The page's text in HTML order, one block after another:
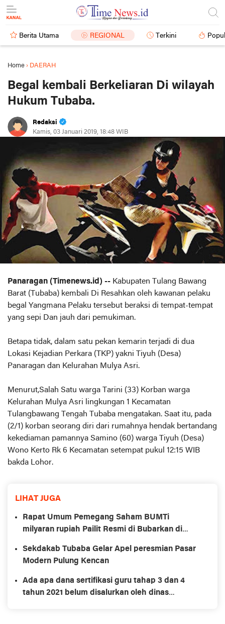
Berita Utama REGIONAL Terkini
Home › DAERAH
Begal kembali Berkeliaran Di wilayah
Hukum Tubaba.
Redaksi
Kamis, 03 Januari 2019, 18:48 WIB
Panaragan (Timenews.id) -- Kabupaten Tulang Bawang
Barat (Tubaba) kembali Di Resahkan oleh kawanan pelaku
begal Yangmana Pelaku tersebut beraksi di tempat-tempat
yang sepi Dan jauh dari pemukiman.
Betapa tidak, dalam satu pekan kemarin terjadi di dua
Lokasi Kejadian Perkara (TKP) yakni Tiyuh (Desa)
Panaragan dan Kelurahan Mulya Asri.
Menurut,Salah Satu warga Tarini (33) Korban warga
Kelurahan Mulya Asri lingkungan 1 Kecamatan
Tulangbawang Tengah Tubaba mengatakan. Saat itu, pada
(2/1) korban seorang diri dari rumahnya hendak bertandang
kekediaman pamannya Samino (60) warga Tiyuh (Desa)
Wono Kerto Rk 6 Kecamatan setempat pukul 12:15 WIB
bakda Lohor.
LIHAT JUGA
Rapat Umum Pemegang Saham BUMTi
milyaran rupiah Pailit Resmi di Bubarkan di
Sekdakab Tubaba Gelar Apel peresmian Pasar
Modern Pulung Kencan
Ada apa dana sertifikasi guru tahap 3 dan 4
tahun 2021 belum disalurkan oleh dinas